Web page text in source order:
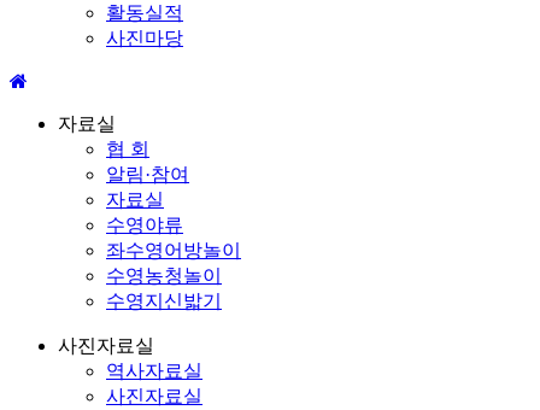
활동실적
사진마당
자료실
협 회
알림·참여
자료실
수영야류
좌수영어방놀이
수영농청놀이
수영지신밟기
사진자료실
역사자료실
사진자료실